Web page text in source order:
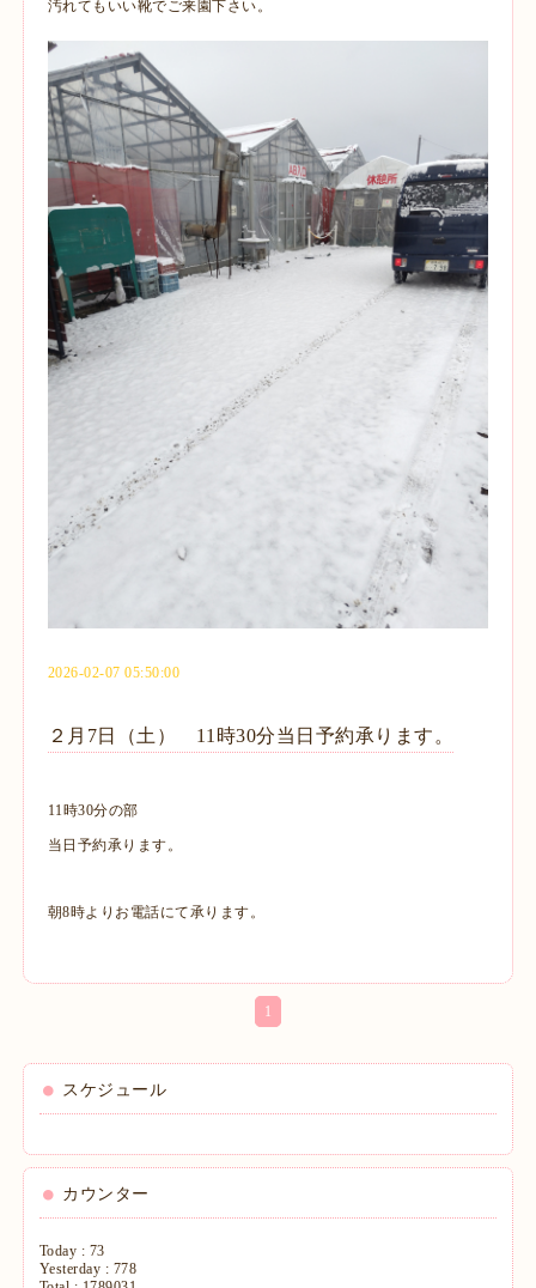
汚れてもいい靴でご来園下さい。
2026-02-07 05:50:00
２月7日（土） 11時30分当日予約承ります。
11時30分の部
当日予約承ります。
朝8時よりお電話にて承ります。
1
スケジュール
カウンター
Today : 73
Yesterday : 778